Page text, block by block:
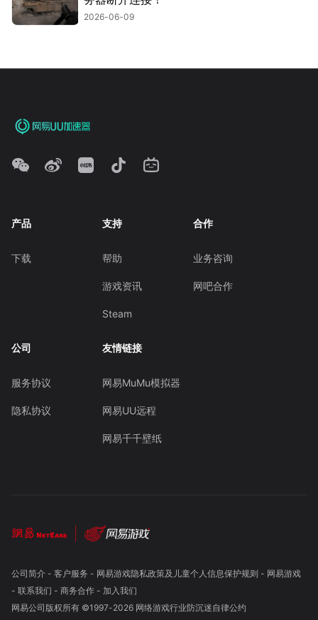
2026-06-09
产品
下载
支持
帮助
游戏资讯
Steam
合作
业务咨询
网吧合作
公司
服务协议
隐私协议
友情链接
网易MuMu模拟器
网易UU远程
网易千千壁纸
公司简介- 客户服务 - 网易游戏隐私政策及儿童个人信息保护规则 - 网易游戏
- 联系我们 - 商务合作- 加入我们
网易公司版权所有 ©1997-2026 网络游戏行业防沉迷自律公约